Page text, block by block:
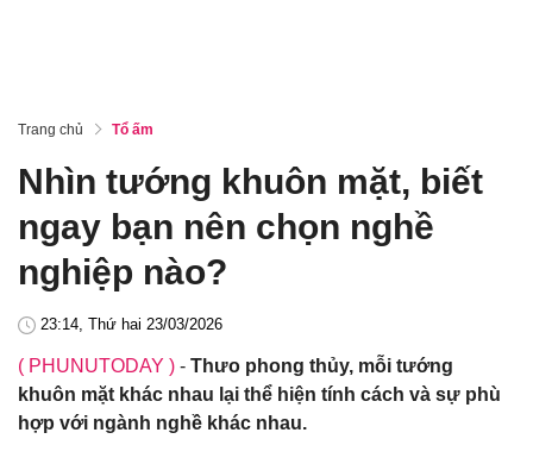
Trang chủ Tổ ấm
Nhìn tướng khuôn mặt, biết
ngay bạn nên chọn nghề
nghiệp nào?
23:14, Thứ hai 23/03/2026
( PHUNUTODAY ) - Thưo phong thủy, mỗi tướng
khuôn mặt khác nhau lại thể hiện tính cách và sự phù
hợp với ngành nghề khác nhau.